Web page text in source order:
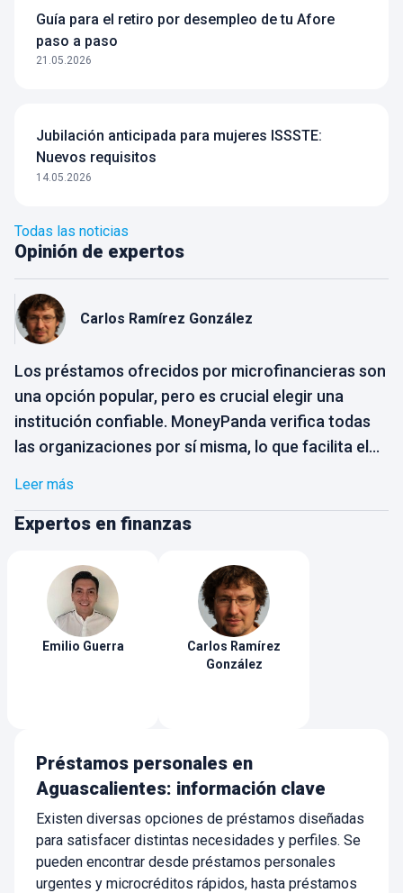
Guía para el retiro por desempleo de tu Afore
paso a paso
21.05.2026
Jubilación anticipada para mujeres ISSSTE:
Nuevos requisitos
14.05.2026
Todas las noticias
Opinión de expertos
Los préstamos ofrecidos por microfinancieras son
una opción popular, pero es crucial elegir una
institución confiable. MoneyPanda verifica todas
las organizaciones por sí misma, lo que facilita el
tus necesidades, sin preocuparte por la
pagos flexibles que se ajusten a tu capacidad.
Leer más
Carlos Ramírez González
Expertos en finanzas
Emilio Guerra Carlos Ramírez
González
Préstamos personales en
Aguascalientes: información clave
Existen diversas opciones de préstamos diseñadas
para satisfacer distintas necesidades y perfiles. Se
pueden encontrar desde préstamos personales
urgentes y microcréditos rápidos, hasta préstamos